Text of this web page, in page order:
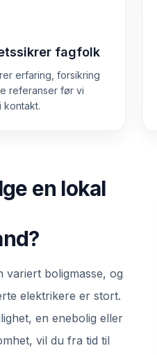
fagfolk
erfaring, forsikring
referanser før vi
kontakt.
en lokal
variert boligmasse, og
elektrikere er stort.
en enebolig eller
vil du fra tid til